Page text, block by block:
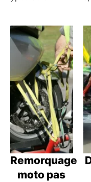
Remorquage
moto pas